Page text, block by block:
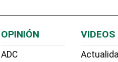
OPINIÓN
ADC
VIDEOS